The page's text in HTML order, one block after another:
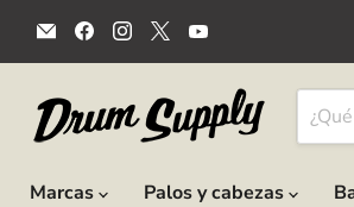
Encuéntrenos
en
Correo
Encuéntrenos
en
Facebook
Encuéntrenos
en
Instagram
Encuéntrenos
en
X
YouTube
Marcas
Palos y cabezas